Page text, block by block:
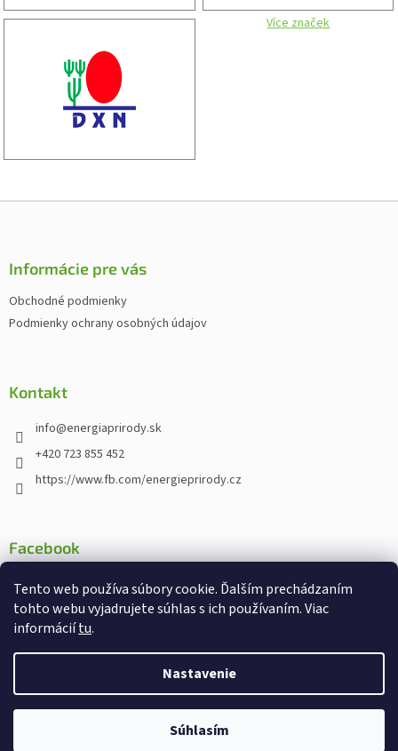
Tento web používa súbory cookie. Ďalším prechádzaním
tohto webu vyjadrujete súhlas s ich používaním. Viac
informáciítu.
Nastavenie
Súhlasím
Více značek
Z
Informácie pre vás
Obchodné podmienky
Podmienky ochrany osobných údajov
Kontakt
info@energiaprirody.sk
+420 723 855 452
https://www.fb.com/energieprirody.cz
Facebook
Copyright 2026Energiaprirody.sk - Internetový obchod s
doplnkami stravy. Všetky práva vyhradené.